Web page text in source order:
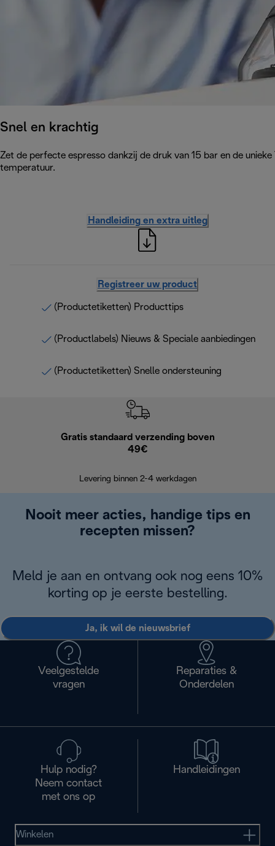
Snel en krachtig
Zet de perfecte espresso dankzij de druk van 15 bar en de
temperatuur.
Handleiding en extra uitleg
Registreer uw product
(Productetiketten) Producttips
(Productlabels) Nieuws & Speciale aanbiedingen
(Productetiketten) Snelle ondersteuning
Gratis standaard verzending boven
49€
Levering binnen 2-4 werkdagen
Nooit meer acties, handige tips en
recepten missen?
Meld je aan en ontvang ook nog eens 10%
korting op je eerste bestelling.
Ja, ik wil de nieuwsbrief
Veelgestelde
vragen
Reparaties &
Onderdelen
Hulp nodig?
Neem contact
met ons op
Handleidingen
Winkelen